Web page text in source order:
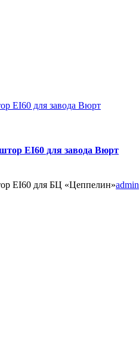
EI60 для завода Вюрт
EI60 для завода Вюрт
EI60 для БЦ «Цеппелин»admin